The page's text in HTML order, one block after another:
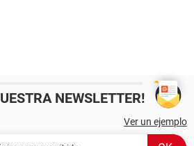
NEWSLETTER!
Ver un ejemplo